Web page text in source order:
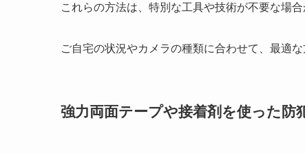
これらの方法は、 特別な工具や技術が不要な場
ご自宅の状況やカメラの種類に合わせて、最適な
強力両面テープや接着剤を使った防